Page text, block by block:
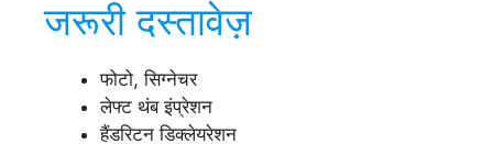
जरूरी दस्तावेज़
फोटो, सिग्नेचर
लेफ्ट थंब इंप्रेशन
हैंडरिटन डिक्लेयरेशन